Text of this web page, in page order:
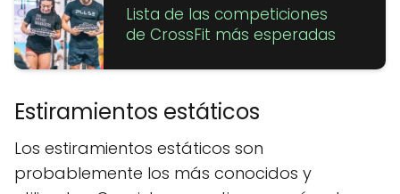
Lista de las competiciones
de CrossFit más esperadas
Estiramientos estáticos
Los estiramientos estáticos son
probablemente los más conocidos y